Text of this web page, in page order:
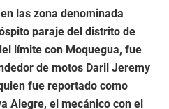
las zona denominada
paraje del distrito de
límite con Moquegua, fue
de motos Daril Jeremy
fue reportado como
Alegre, el mecánico con el